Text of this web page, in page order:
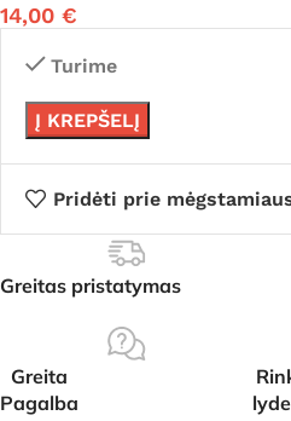
14,00 €
Turime
Į KREPŠELĮ
Pridėti prie
Greitas pristatymas
Greita
Pagalba